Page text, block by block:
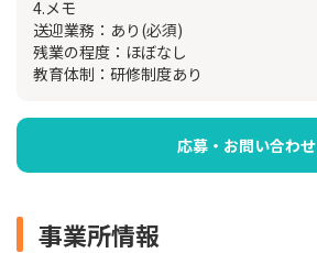
4.メモ
送迎業務：あり(必須)
残業の程度：ほぼなし
教育体制：研修制度あり
応募・お問い合わせ
事業所情報